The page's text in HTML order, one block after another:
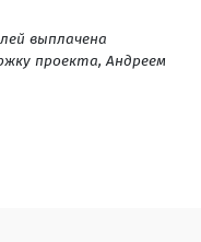
выплачена
проекта, Андреем